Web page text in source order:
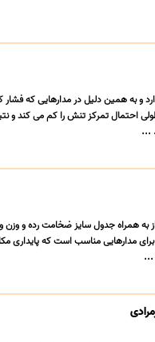
و به همین دلیل در مدارهایی که فشار
احتمال تمرکز تنش را کم می کند و
...
همراه جدول سایز ضخامت رده و وزن
برای مدارهایی مناسب است که پایداری
...